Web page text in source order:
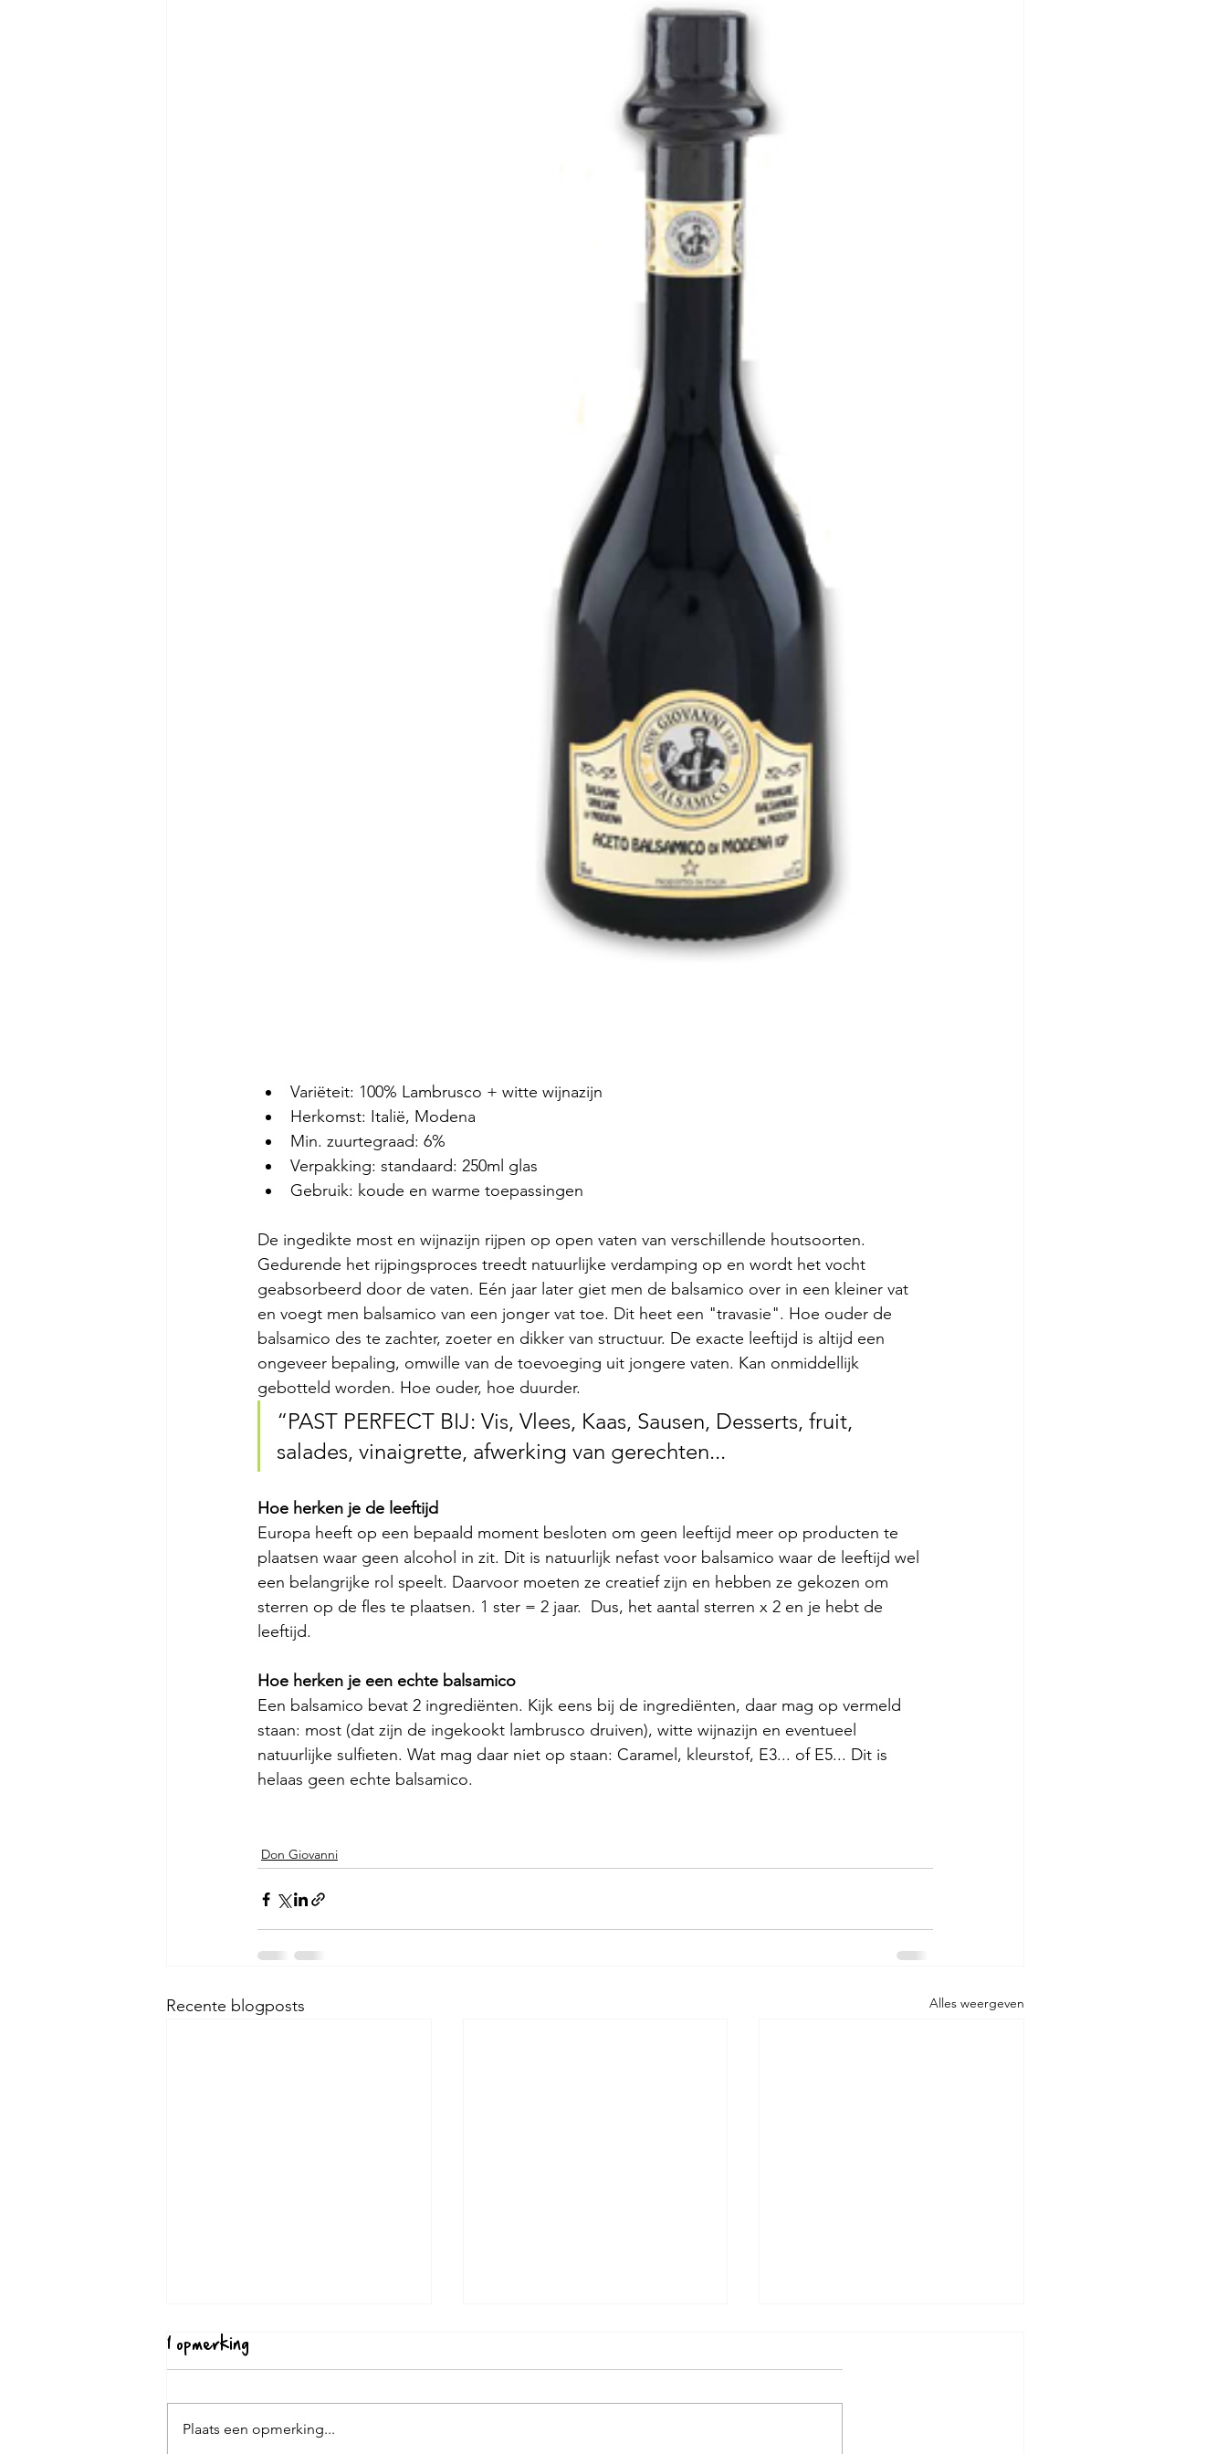
Variëteit: 100% Lambrusco + witte wijnazijn
Herkomst: Italië, Modena
Min. zuurtegraad: 6%
Verpakking: standaard: 250ml glas
Gebruik: koude en warme toepassingen
De ingedikte most en wijnazijn rijpen op open vaten van verschillende houtsoorten.
Gedurende het rijpingsproces treedt natuurlijke verdamping op en wordt het vocht
geabsorbeerd door de vaten. Eén jaar later giet men de balsamico over in een kleiner vat
en voegt men balsamico van een jonger vat toe. Dit heet een "travasie". Hoe ouder de
balsamico des te zachter, zoeter en dikker van structuur. De exacte leeftijd is altijd een
ongeveer bepaling, omwille van de toevoeging uit jongere vaten. Kan onmiddellijk
gebotteld worden. Hoe ouder, hoe duurder.
“PAST PERFECT BIJ: Vis, Vlees, Kaas, Sausen, Desserts, fruit,
salades, vinaigrette, afwerking van gerechten...
Hoe herken je de leeftijd
Europa heeft op een bepaald moment besloten om geen leeftijd meer op producten te
plaatsen waar geen alcohol in zit. Dit is natuurlijk nefast voor balsamico waar de leeftijd wel
een belangrijke rol speelt. Daarvoor moeten ze creatief zijn en hebben ze gekozen om
sterren op de fles te plaatsen. 1 ster = 2 jaar.  Dus, het aantal sterren x 2 en je hebt de
leeftijd.
Hoe herken je een echte balsamico
Een balsamico bevat 2 ingrediënten. Kijk eens bij de ingrediënten, daar mag op vermeld
staan: most (dat zijn de ingekookt lambrusco druiven), witte wijnazijn en eventueel
natuurlijke sulfieten. Wat mag daar niet op staan: Caramel, kleurstof, E3... of E5... Dit is
helaas geen echte balsamico.
Don Giovanni
Recente blogposts Alles weergeven
1 opmerking
Plaats een opmerking...